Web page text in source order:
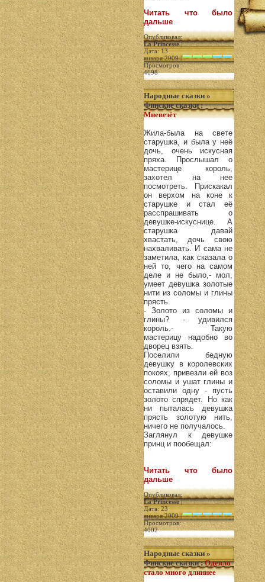
Читать что было
дальше
Опубликовал:
La Princesse|
Дата: 13
января 2009 |
Просмотров:
4698
Народные сказки »
Финские сказки:
Мневезёт
Жила-была на свете
старушка, и была у неё
дочь, очень искусная
пряха. Прослышал о
мастерице король,
захотел на нее
посмотреть. Прискакал
он верхом на коне к
старушке и стал её
расспрашивать о
девушке-искуснице. А
старушка давай
хвастать, дочь свою
нахваливать. И сама не
заметила, как сказала о
ней то, чего на самом
деле и не было,- мол,
умеет девушка золотые
нити из соломы и глины
прясть.
- Золото из соломы и
глины? - удивился
король.- Такую
мастерицу надобно во
дворец взять.
Поселили бедную
девушку в королевских
покоях, привезли ей воз
соломы и ушат глины и
оставили одну - пусть
золото спрядет. Но как
ни пыталась девушка
прясть золотую нить,
ничего не получалось.
Заглянул к девушке
принц и пообещал:
Читать что было
дальше
Опубликовал:
La Princesse|
Дата: 23
января 2009 |
Просмотров:
4002
Народные сказки »
Финские сказки:Одеяло
стало много длиннее